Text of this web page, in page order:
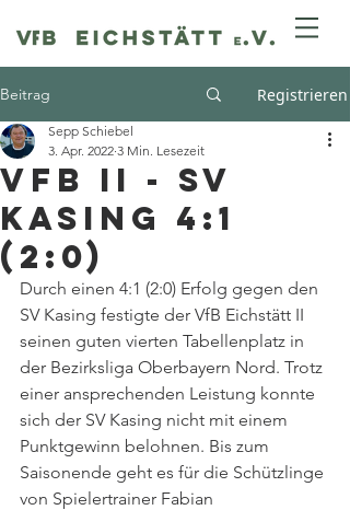
Beitrag Registrieren
VfB II - SV
Kasing 4:1
(2:0)
Sepp Schiebel
3. Apr. 2022 3 Min. Lesezeit
Durch einen 4:1 (2:0) Erfolg gegen den
SV Kasing festigte der VfB Eichstätt II
seinen guten vierten Tabellenplatz in
der Bezirksliga Oberbayern Nord. Trotz
einer ansprechenden Leistung konnte
sich der SV Kasing nicht mit einem
Punktgewinn belohnen. Bis zum
Saisonende geht es für die Schützlinge
von Spielertrainer Fabian